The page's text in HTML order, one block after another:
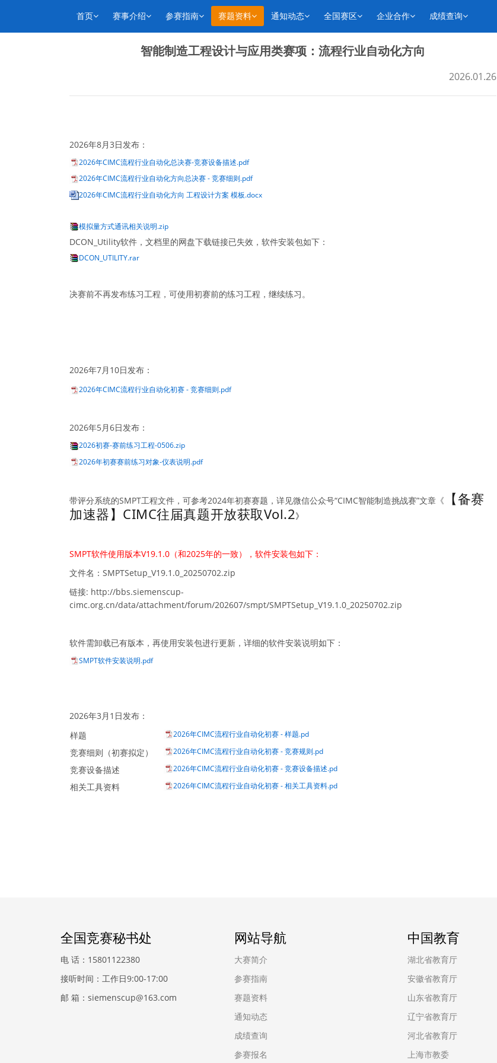
首页 赛事介绍 参赛指南 赛题资料 通知动态 全国赛区 企业合作 成绩查询
智能制造工程设计与应用类赛项：流程行业自动化方向
2026.01.26
2026年8月3日发布：
2026年CIMC流程行业自动化总决赛-竞赛设备描述.pdf
2026年CIMC流程行业自动化方向总决赛 - 竞赛细则.pdf
2026年CIMC流程行业自动化方向 工程设计方案 模板.docx
模拟量方式通讯相关说明.zip
DCON_Utility软件，文档里的网盘下载链接已失效，软件安装包如下：
DCON_UTILITY.rar
决赛前不再发布练习工程，可使用初赛前的练习工程，继续练习。
2026年7月10日发布：
2026年CIMC流程行业自动化初赛 - 竞赛细则.pdf
2026年5月6日发布：
2026初赛-赛前练习工程-0506.zip
2026年初赛赛前练习对象-仪表说明.pdf
带评分系统的SMPT工程文件，可参考2024年初赛赛题，详见微信公众号“CIMC智能制造挑战赛”文章《
【备赛
加速器】CIMC往届真题开放获取Vol.2》
SMPT软件使用版本V19.1.0（和2025年的一致），软件安装包如下：
文件名：SMPTSetup_V19.1.0_20250702.zip
链接: http://bbs.siemenscup-
cimc.org.cn/data/attachment/forum/202607/smpt/SMPTSetup_V19.1.0_20250702.zip
软件需卸载已有版本，再使用安装包进行更新，详细的软件安装说明如下：
SMPT软件安装说明.pdf
2026年3月1日发布：
样题
2026年CIMC流程行业自动化初赛 - 样题.pd
竞赛细则（初赛拟定） 2026年CIMC流程行业自动化初赛 - 竞赛规则.pd
竞赛设备描述 2026年CIMC流程行业自动化初赛 - 竞赛设备描述.pd
相关工具资料 2026年CIMC流程行业自动化初赛 - 相关工具资料.pd
全国竞赛秘书处
电 话：15801122380
接听时间：工作日9:00-17:00
邮 箱：siemenscup@163.com
网站导航
大赛简介
参赛指南
赛题资料
通知动态
成绩查询
参赛报名
中国教育
湖北省教育厅
安徽省教育厅
山东省教育厅
辽宁省教育厅
河北省教育厅
上海市教委